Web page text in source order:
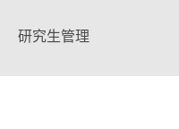
研究生管理